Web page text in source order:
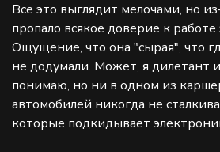
Все это выглядит мелочами, но
пропало всякое доверие к
Ощущение, что она "сырая", что
не додумали. Может, я дилетант
понимаю, но ни в одном из
автомобилей никогда не
которые подкидывает